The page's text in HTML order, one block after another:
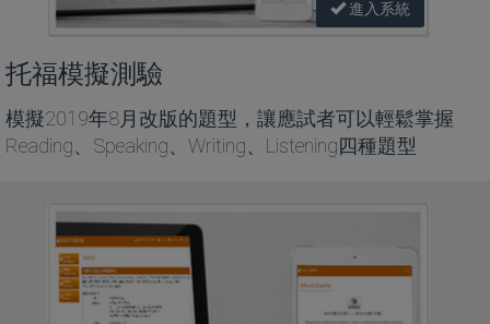
進入系統
托福模擬測驗
模擬2019年8月改版的題型，讓應試者可以輕鬆掌握
Reading、Speaking、Writing、Listening四種題型